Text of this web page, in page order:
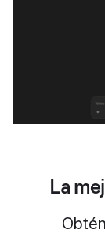
La